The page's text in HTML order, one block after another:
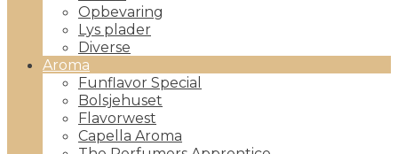
Opbevaring
Lys plader
Diverse
Aroma
Funflavor Special
Bolsjehuset
Flavorwest
Capella Aroma